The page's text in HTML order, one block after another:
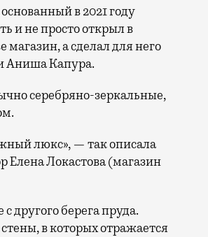
и не просто открыл в
а сделал для него
Аниша Капура.
серебряно-зеркальные,
люкс», — так описала
Елена Локастова (магазин
другого берега пруда.
в которых отражается